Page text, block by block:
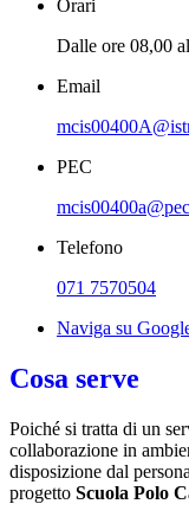
Orari
Dalle ore 08,00
Email
PEC
Telefono
071 7570504
Naviga su
Cosa serve
Poiché si tratta di un
collaborazione in
disposizione dal
progetto Scuola Polo